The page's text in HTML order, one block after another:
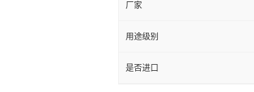
厂家
用途级别
是否进口